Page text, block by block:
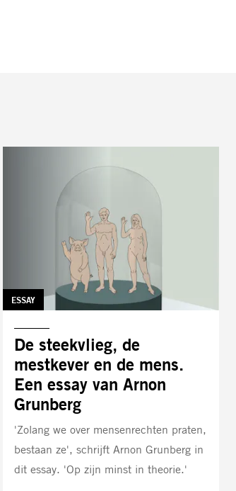
De steekvlieg, de
mestkever en de mens.
Een essay van Arnon
Grunberg
TAG:
ESSAY
AUTEUR:
'Zolang we over mensenrechten praten,
bestaan ze', schrijft Arnon Grunberg in
dit essay. 'Op zijn minst in theorie.'